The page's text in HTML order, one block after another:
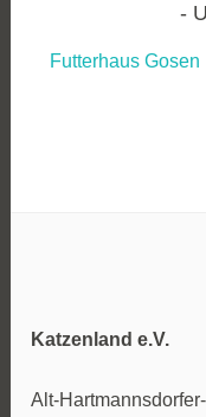
Futterhaus Gosen
Katzenland e.V.
Alt-